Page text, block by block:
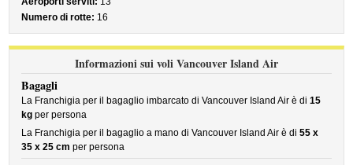
Numero di rotte: 16
Informazioni sui voli Vancouver Island Air
Bagagli
La Franchigia per il bagaglio imbarcato di Vancouver Island Air è di15
kg per persona
La Franchigia per il bagaglio a mano di Vancouver Island Air è di55 x
35 x 25 cm per persona